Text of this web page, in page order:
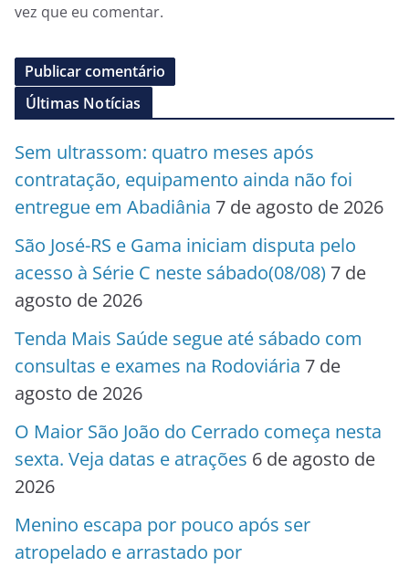
vez que eu comentar.
Últimas Notícias
Sem ultrassom: quatro meses após
contratação, equipamento ainda não foi
entregue em Abadiânia 7 de agosto de 2026
São José-RS e Gama iniciam disputa pelo
acesso à Série C neste sábado(08/08) 7 de
agosto de 2026
Tenda Mais Saúde segue até sábado com
consultas e exames na Rodoviária 7 de
agosto de 2026
O Maior São João do Cerrado começa nesta
sexta. Veja datas e atrações 6 de agosto de
2026
Menino escapa por pouco após ser
atropelado e arrastado por